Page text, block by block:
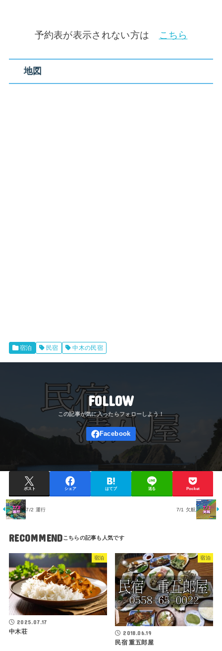
予約表が表示されない方は こちら
地図
宿泊 民宿 中木の民宿
FOLLOW
ポスト シェア はてブ 送る Pocket
7/2 運行 7/1 欠航
RECOMMEND
宿泊
2025.07.17
中木荘
宿泊
2018.06.19
民宿 重五郎屋